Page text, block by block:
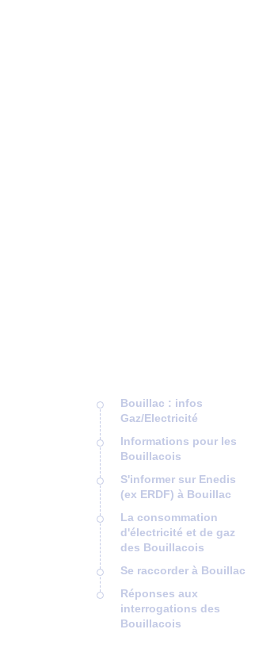
Bouillac : infos
Gaz/Electricité
Informations pour les
Bouillacois
S'informer sur Enedis
(ex ERDF) à Bouillac
La consommation
d'électricité et de gaz
des Bouillacois
Se raccorder à Bouillac
Réponses aux
interrogations des
Bouillacois